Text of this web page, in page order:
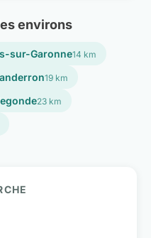
environs
sur-Garonne14 km
19 km
23 km